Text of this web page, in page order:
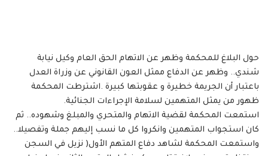
حول البلاغ للمحكمة وظهر عن الاتهام الحق العام وكيل نيابة
شندي.. وظهر عن الدفاع ممثل العون القانوني عن وزراة العدل
باعتبار أن الجريمة خطيرة و عقوبتها كبيرة .اشترطت المحكمة
ظهور من يمثل المتهمين لسلامة الإجراءات الجنائية.
استمعت المحكمة لقضية الاتهام والمتحري والمبلغ وشهوده.. ثم
كان استجواب المتهمين وانكروا كل ما نسب إليهم جملة وتفصيلا..
واستمعت المحكمة لشاهد دفاع المتهم الأول( نزيل في السجن